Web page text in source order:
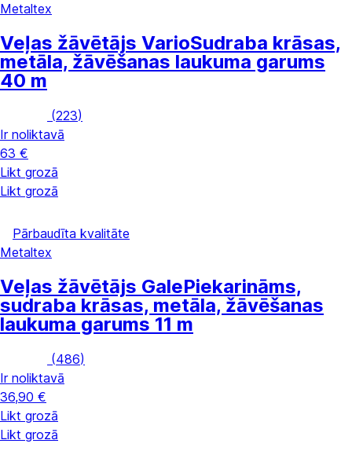
Metaltex
Veļas žāvētājs VarioSudraba krāsas,
metāla, žāvēšanas laukuma garums
40 m
(223)
Ir noliktavā
63 €
Likt grozā
Likt grozā
Pārbaudīta kvalitāte
Metaltex
Veļas žāvētājs GalePiekarināms,
sudraba krāsas, metāla, žāvēšanas
laukuma garums 11 m
(486)
Ir noliktavā
36,90 €
Likt grozā
Likt grozā